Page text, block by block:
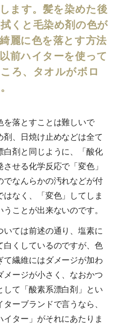
ます。髪を染めた後
くと毛染め剤の色が
麗に色を落とす方法
前ハイターを使って
ろ、タオルがボロ
を落とすことは難しいで
、日焼け止めなどは全て
白剤と同じように、「酸化
せる化学反応で「変色」
でなんらかの汚れなどが付
なく、「変色」してしま
ことが出来ないのです。
いては前述の通り、塩素に
白くしているのですが、色
て繊維にはダメージが加わ
メージが小さく、なおかつ
して「酸素系漂白剤」とい
ーブランドで言うなら、
ター」がそれにあたりま